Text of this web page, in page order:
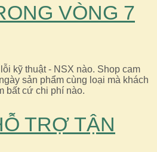
VÒNG 7
kỹ thuật - NSX nào. Shop cam
sản phẩm cùng loại mà khách
bất cứ chi phí nào.
TRỢ TẬN